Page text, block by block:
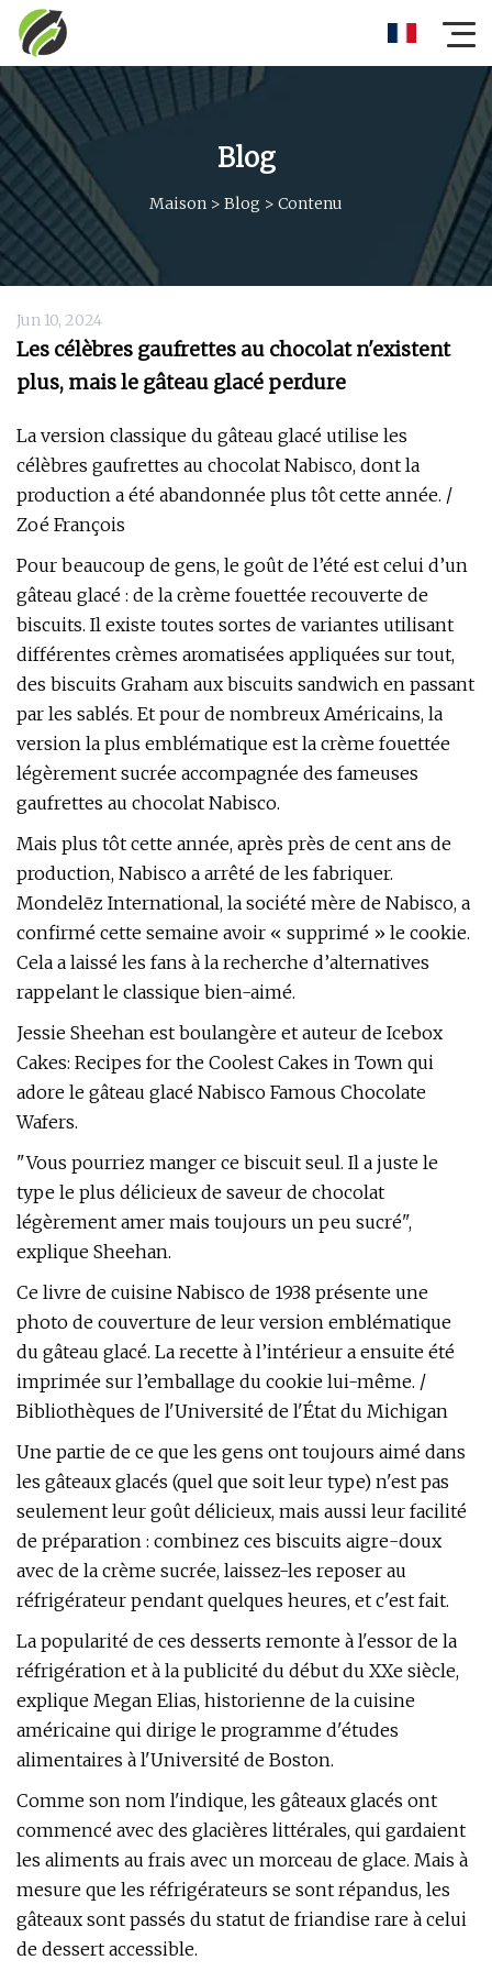
Blog
Maison > Blog > Contenu
Jun 10, 2024
Les célèbres gaufrettes au chocolat n'existent
plus, mais le gâteau glacé perdure
La version classique du gâteau glacé utilise les
célèbres gaufrettes au chocolat Nabisco, dont la
production a été abandonnée plus tôt cette année. /
Zoé François
Pour beaucoup de gens, le goût de l’été est celui d’un
gâteau glacé : de la crème fouettée recouverte de
biscuits. Il existe toutes sortes de variantes utilisant
différentes crèmes aromatisées appliquées sur tout,
des biscuits Graham aux biscuits sandwich en passant
par les sablés. Et pour de nombreux Américains, la
version la plus emblématique est la crème fouettée
légèrement sucrée accompagnée des fameuses
gaufrettes au chocolat Nabisco.
Mais plus tôt cette année, après près de cent ans de
production, Nabisco a arrêté de les fabriquer.
Mondelēz International, la société mère de Nabisco, a
confirmé cette semaine avoir « supprimé » le cookie.
Cela a laissé les fans à la recherche d’alternatives
rappelant le classique bien-aimé.
Jessie Sheehan est boulangère et auteur de Icebox
Cakes: Recipes for the Coolest Cakes in Town qui
adore le gâteau glacé Nabisco Famous Chocolate
Wafers.
"Vous pourriez manger ce biscuit seul. Il a juste le
type le plus délicieux de saveur de chocolat
légèrement amer mais toujours un peu sucré",
explique Sheehan.
Ce livre de cuisine Nabisco de 1938 présente une
photo de couverture de leur version emblématique
du gâteau glacé. La recette à l’intérieur a ensuite été
imprimée sur l’emballage du cookie lui-même. /
Bibliothèques de l'Université de l'État du Michigan
Une partie de ce que les gens ont toujours aimé dans
les gâteaux glacés (quel que soit leur type) n'est pas
seulement leur goût délicieux, mais aussi leur facilité
de préparation : combinez ces biscuits aigre-doux
avec de la crème sucrée, laissez-les reposer au
réfrigérateur pendant quelques heures, et c'est fait.
La popularité de ces desserts remonte à l'essor de la
réfrigération et à la publicité du début du XXe siècle,
explique Megan Elias, historienne de la cuisine
américaine qui dirige le programme d'études
alimentaires à l'Université de Boston.
Comme son nom l'indique, les gâteaux glacés ont
commencé avec des glacières littérales, qui gardaient
les aliments au frais avec un morceau de glace. Mais à
mesure que les réfrigérateurs se sont répandus, les
gâteaux sont passés du statut de friandise rare à celui
de dessert accessible.